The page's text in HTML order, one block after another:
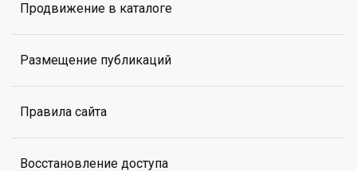
Продвижение в каталоге
Размещение публикаций
Правила сайта
Восстановление доступа